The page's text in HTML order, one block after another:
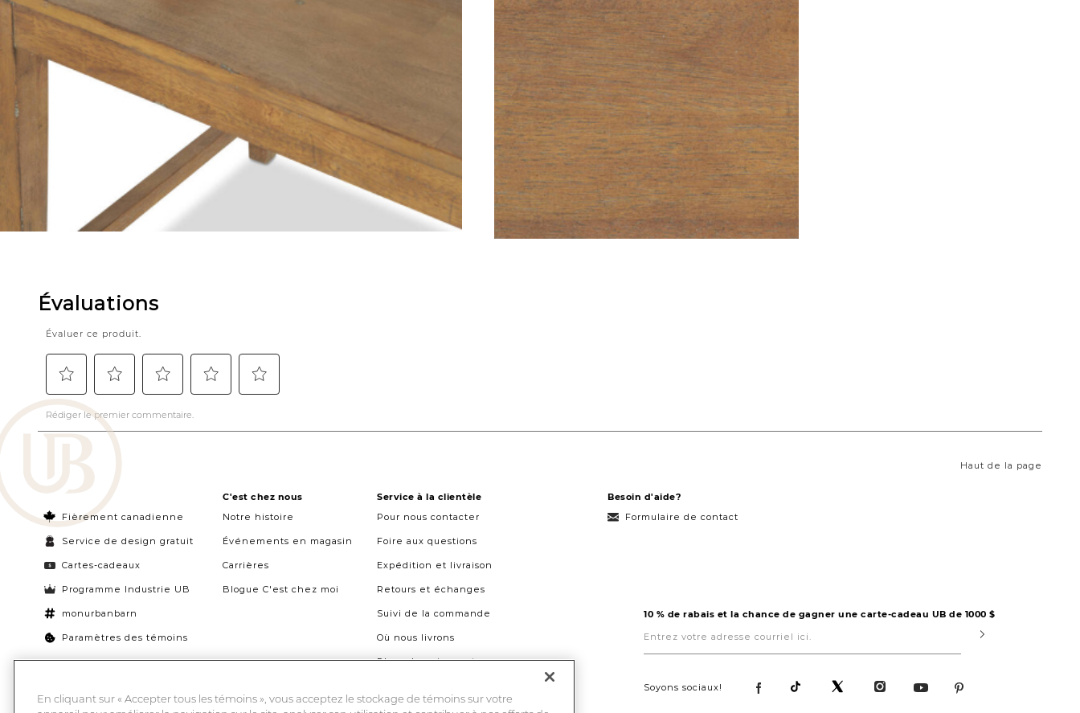
Haut de la page
Fièrement canadienne
Service de design gratuit
Cartes-cadeaux
Programme Industrie UB
monurbanbarn
Paramètres des témoins
C'est chez nous
Notre histoire
Événements en magasin
Carrières
Blogue C'est chez moi
Service à la clientèle
Pour nous contacter
Foire aux questions
Expédition et livraison
Retours et échanges
Suivi de la commande
Où nous livrons
Plans de paiement
Besoin d'aide?
Formulaire de contact
10 % de rabais et la chance de gagner une carte-cadeau UB de 1000 $
votre
Submit
Soyons sociaux!
En cliquant sur « Accepter tous les témoins », vous acceptez le stockage de témoins sur votre